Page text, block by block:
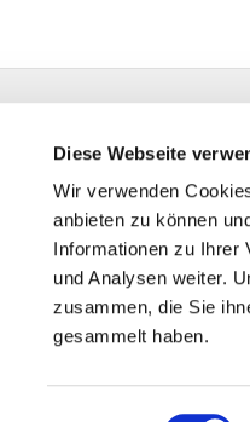
Diese Webseite
Wir verwenden
anbieten zu können
Informationen zu Ihrer
und Analysen weiter.
zusammen, die Sie
gesammelt haben.
Einwilligungsauswahl
GT-KG-